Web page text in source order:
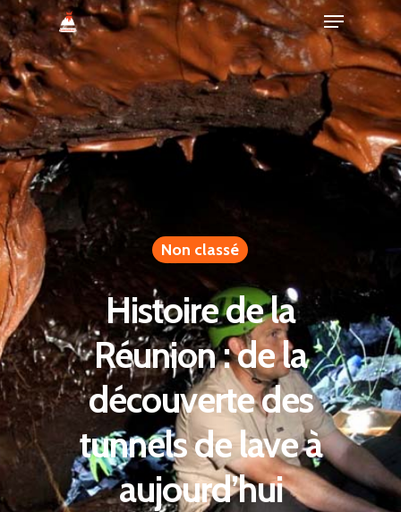
Non classé
Histoire de la
Réunion : de la
découverte des
tunnels de lave à
aujourd’hui